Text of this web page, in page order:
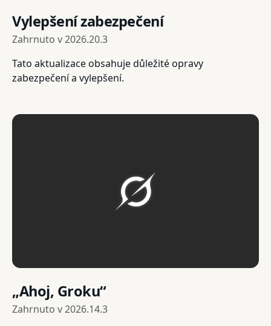
Vylepšení zabezpečení
Zahrnuto v2026.20.3
Tato aktualizace obsahuje důležité opravy
zabezpečení a vylepšení.
„Ahoj, Groku“
Zahrnuto v2026.14.3